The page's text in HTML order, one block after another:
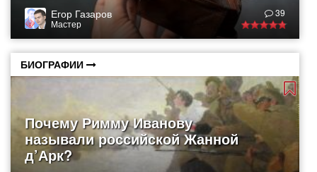
Егор Газаров
Мастер
39
БИОГРАФИИ
Почему Римму Иванову
называли российской Жанной
д’Арк?